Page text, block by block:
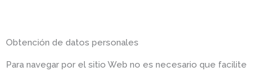
Obtención de datos personales
Para navegar por el sitio Web no es necesario que facilite